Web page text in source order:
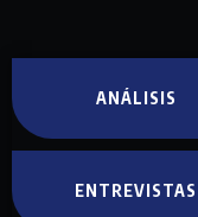
ANÁLISIS
ENTREVISTAS